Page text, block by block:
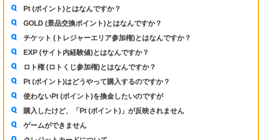
Pt (ポイント)とはなんですか？
GOLD (景品交換ポイント)とはなんですか？
チケット (トレジャーエリア参加権)とはなんですか？
EXP (サイト内経験値)とはなんですか？
ロト権 (ロトくじ参加権)とはなんですか？
Pt (ポイント)はどうやって購入するのですか？
使わないPt (ポイント)を換金したいのですが
購入したけど、「Pt (ポイント)」が反映されません
ゲームができません